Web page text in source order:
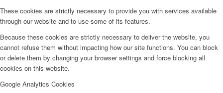
These cookies are strictly necessary to provide you with services available
through our website and to use some of its features.
Because these cookies are strictly necessary to deliver the website, you
cannot refuse them without impacting how our site functions. You can block
or delete them by changing your browser settings and force blocking all
cookies on this website.
Google Analytics Cookies